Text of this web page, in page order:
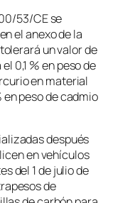
53/CE se
el anexo de la
un valor de
0,1 % en peso de
en material
en peso de cadmio
después
en vehículos
del 1 de julio de
de